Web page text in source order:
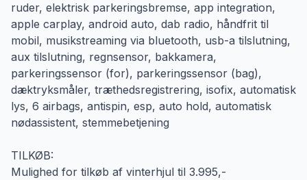
ruder, elektrisk parkeringsbremse, app integration,
apple carplay, android auto, dab radio, håndfrit til
mobil, musikstreaming via bluetooth, usb-a tilslutning,
aux tilslutning, regnsensor, bakkamera,
parkeringssensor (for), parkeringssensor (bag),
dæktryksmåler, træthedsregistrering, isofix, automatisk
lys, 6 airbags, antispin, esp, auto hold, automatisk
nødassistent, stemmebetjening
TILKØB:
Mulighed for tilkøb af vinterhjul til 3.995,-